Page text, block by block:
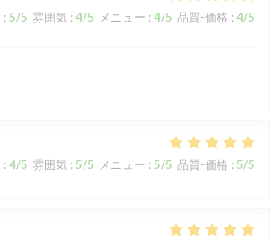
: 5/5 雰囲気: 4/5 メニュー : 4/5 品質-価格 : 4/5
: 4/5 雰囲気: 5/5 メニュー : 5/5 品質-価格 : 5/5